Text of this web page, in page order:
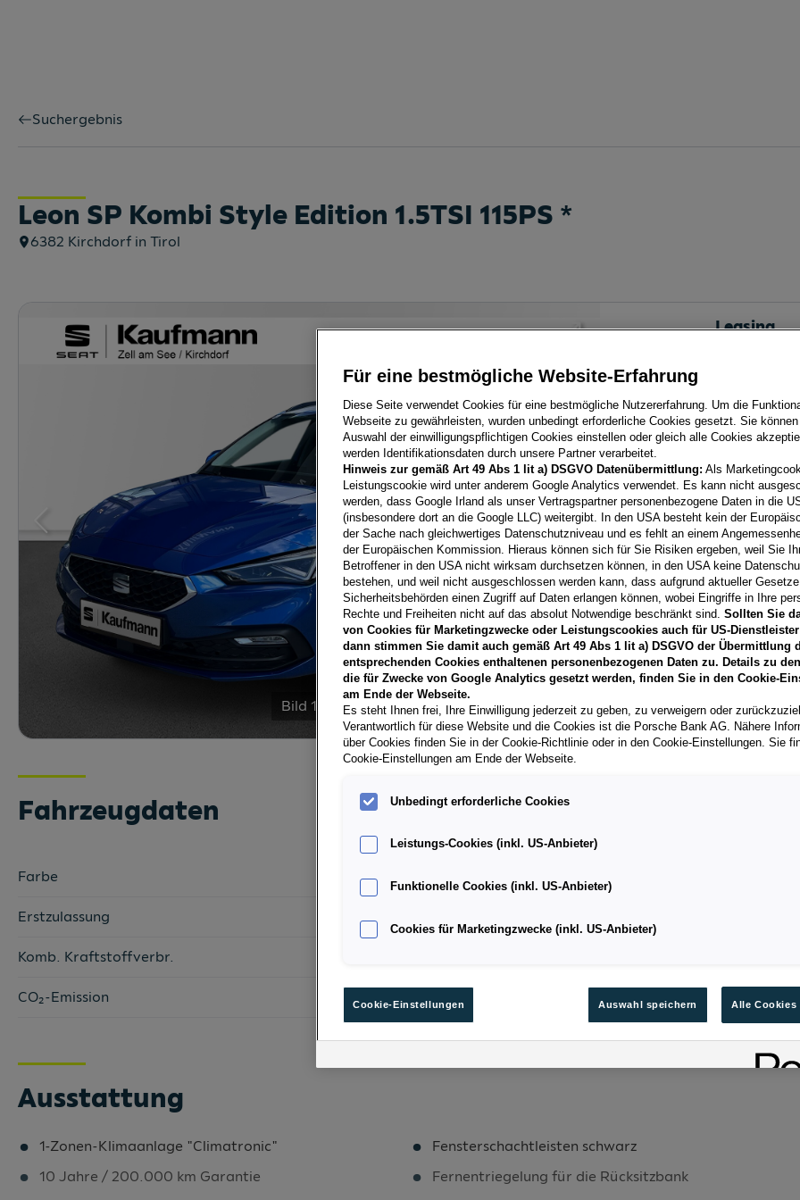
Suchergebnis
Leon SP Kombi Style Edition 1.5TSI 115PS *
6382 Kirchdorf in Tirol
Bild 1
Leasing
Laufzeit
60 Monate
Händler
**Freibleibendes
Vertragsgebühr EUR
Gesamtleasingbetrag EUR
variabel, Effektivzinssatz
Verkaufsberater freut sich
können.
Fahrzeugdaten
Farbe
Erstzulassung
Komb. Kraftstoffverbr.
CO₂-Emission Bestandsnummer
Ausstattung
1-Zonen-Klimaanlage "Climatronic"
10 Jahre / 200.000 km Garantie
Fensterschachtleisten schwarz
Fernentriegelung für die Rücksitzbank
Für eine bestmögliche Website-Erfahrung
Diese Seite verwendet Cookies für eine bestmögliche Nutzererfahrung. Um die
Webseite zu gewährleisten, wurden unbedingt erforderliche Cookies gesetzt. Sie
Auswahl der einwilligungspflichtigen Cookies einstellen oder gleich alle Cookies
werden Identifikationsdaten durch unsere Partner verarbeitet.
Hinweis zur gemäß Art 49 Abs 1 lit a) DSGVO Datenübermittlung: Als
Leistungscookie wird unter anderem Google Analytics verwendet. Es kann nicht
werden, dass Google Irland als unser Vertragspartner personenbezogene Daten in die
(insbesondere dort an die Google LLC) weitergibt. In den USA besteht kein der
der Sache nach gleichwertiges Datenschutzniveau und es fehlt an einem
der Europäischen Kommission. Hieraus können sich für Sie Risiken ergeben, weil Sie
Betroffener in den USA nicht wirksam durchsetzen können, in den USA keine
bestehen, und weil nicht ausgeschlossen werden kann, dass aufgrund aktueller
Sicherheitsbehörden einen Zugriff auf Daten erlangen können, wobei Eingriffe in Ihre
Rechte und Freiheiten nicht auf das absolut Notwendige beschränkt sind. Sollten Sie
von Cookies für Marketingzwecke oder Leistungscookies auch für US-
dann stimmen Sie damit auch gemäß Art 49 Abs 1 lit a) DSGVO der Übermittlung
entsprechenden Cookies enthaltenen personenbezogenen Daten zu. Details zu
die für Zwecke von Google Analytics gesetzt werden, finden Sie in den Cookie-
am Ende der Webseite.
Es steht Ihnen frei, Ihre Einwilligung jederzeit zu geben, zu verweigern oder
Verantwortlich für diese Website und die Cookies ist die Porsche Bank AG. Nähere
über Cookies finden Sie in der Cookie-Richtlinie oder in den Cookie-Einstellungen. Sie
Cookie-Einstellungen am Ende der Webseite.
Unbedingt erforderliche Cookies
Leistungs-Cookies (inkl. US-Anbieter)
Funktionelle Cookies (inkl. US-Anbieter)
Cookies für Marketingzwecke (inkl. US-Anbieter)
Cookie-Einstellungen Auswahl speichern Alle Cookies